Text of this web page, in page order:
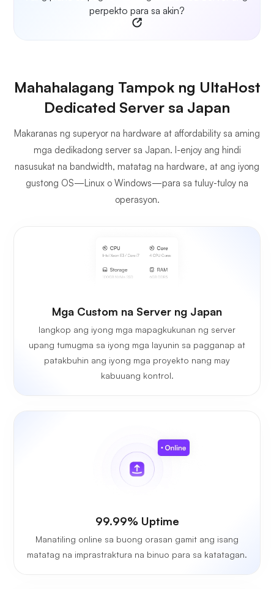
perpekto para sa akin?
Mahahalagang Tampok ng UltaHost
Dedicated Server sa Japan
Makaranas ng superyor na hardware at affordability sa aming
mga dedikadong server sa Japan. I-enjoy ang hindi
nasusukat na bandwidth, matatag na hardware, at ang iyong
gustong OS—Linux o Windows—para sa tuluy-tuloy na
operasyon.
Mga Custom na Server ng Japan
Iangkop ang iyong mga mapagkukunan ng server
upang tumugma sa iyong mga layunin sa pagganap at
patakbuhin ang iyong mga proyekto nang may
kabuuang kontrol.
99.99% Uptime
Manatiling online sa buong orasan gamit ang isang
matatag na imprastraktura na binuo para sa katatagan.